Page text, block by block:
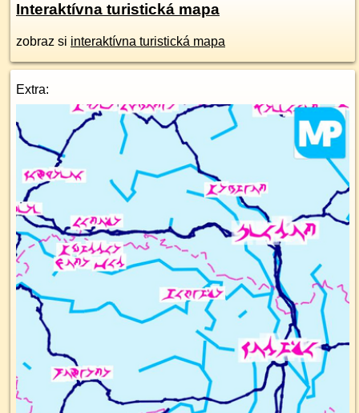
Interaktívna turistická mapa
zobraz si interaktívna turistická mapa
Extra: